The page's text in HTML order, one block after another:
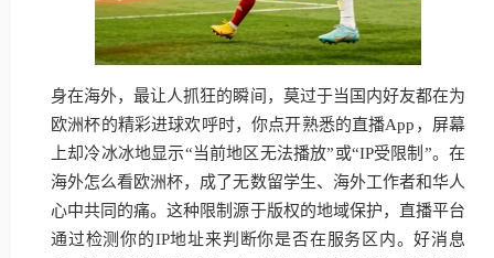
身在海外，最让人抓狂的瞬间，莫过于当国内好友都在为
欧洲杯的精彩进球欢呼时，你点开熟悉的直播App，屏幕
上却冷冰冰地显示“当前地区无法播放”或“IP受限制”。在
海外怎么看欧洲杯，成了无数留学生、海外工作者和华人
心中共同的痛。这种限制源于版权的地域保护，直播平台
通过检测你的IP地址来判断你是否在服务区内。好消息